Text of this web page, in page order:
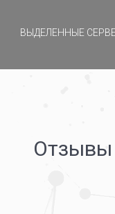
ВЫДЕЛЕННЫЕ
Отзывы